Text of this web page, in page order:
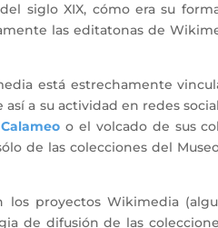
siglo XIX, cómo era su
las editatonas de
está estrechamente
a su actividad en redes
Calameo o el volcado de sus
de las colecciones del
los proyectos Wikimedia
de difusión de las